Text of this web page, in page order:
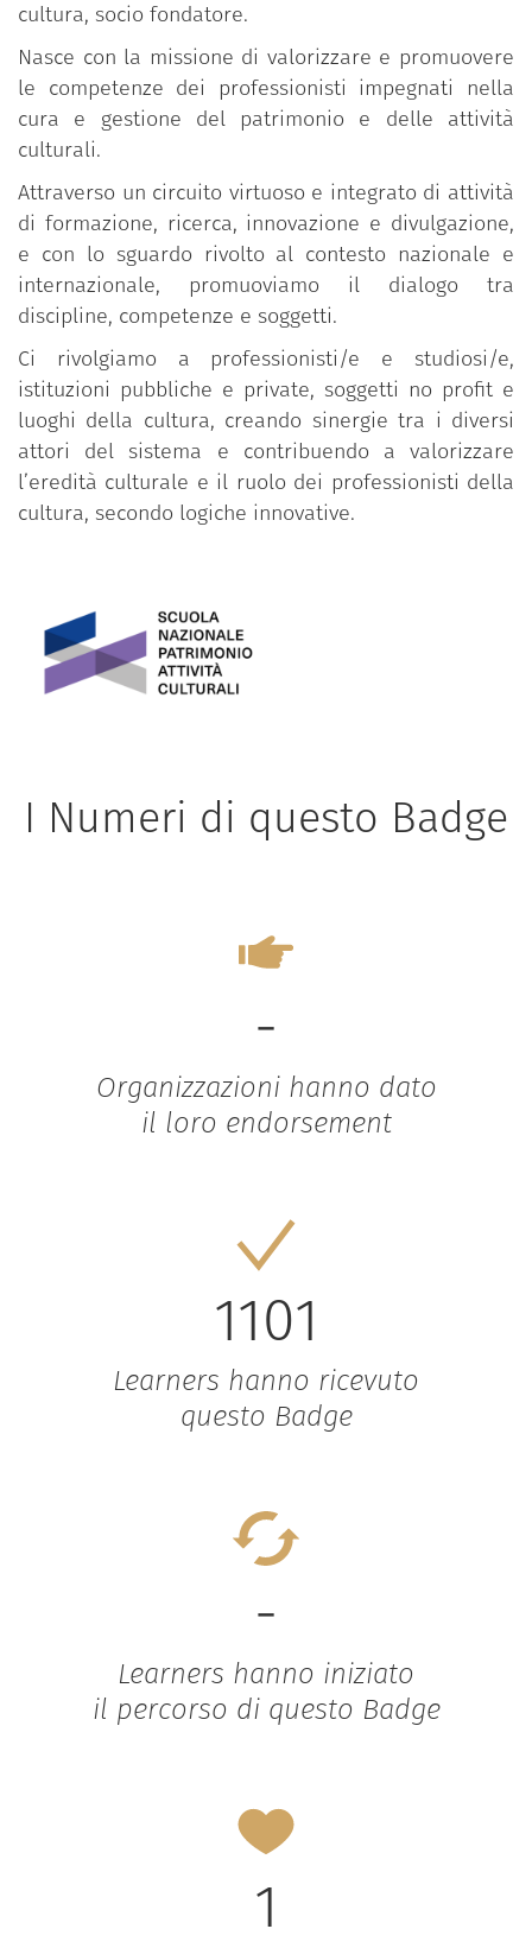
cultura, socio fondatore.
Nasce con la missione di valorizzare e promuovere
le competenze dei professionisti impegnati nella
cura e gestione del patrimonio e delle attività
culturali.
Attraverso un circuito virtuoso e integrato di attività
di formazione, ricerca, innovazione e divulgazione,
e con lo sguardo rivolto al contesto nazionale e
internazionale, promuoviamo il dialogo tra
discipline, competenze e soggetti.
Ci rivolgiamo a professionisti/e e studiosi/e,
istituzioni pubbliche e private, soggetti no profit e
luoghi della cultura, creando sinergie tra i diversi
attori del sistema e contribuendo a valorizzare
l’eredità culturale e il ruolo dei professionisti della
cultura, secondo logiche innovative.
I Numeri di questo Badge
-
Organizzazioni hanno dato
il loro endorsement
1101
Learners hanno ricevuto
questo Badge
-
Learners hanno iniziato
il percorso di questo Badge
1